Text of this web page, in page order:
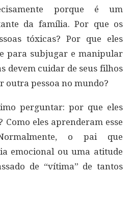
porque é um
da família. Por que os
tóxicas? Por que eles
para subjugar e manipular
devem cuidar de seus filhos
outra pessoa no mundo?
perguntar: por que eles
Como eles aprenderam esse
o pai que
emocional ou uma atitude
de “vítima” de tantos